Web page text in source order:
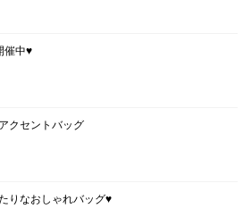
催中♥
クセントバッグ
りなおしゃれバッグ♥